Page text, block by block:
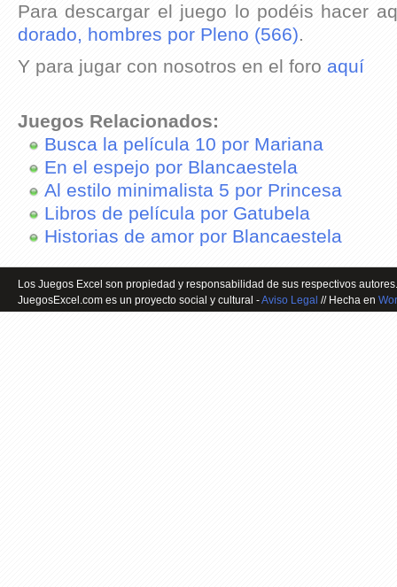
Para descargar el juego lo podéis hacer
dorado, hombres por Pleno (566).
Y para jugar con nosotros en el foro aquí
Juegos Relacionados:
Busca la película 10 por Mariana
En el espejo por Blancaestela
Al estilo minimalista 5 por Princesa
Libros de película por Gatubela
Historias de amor por Blancaestela
Los Juegos Excel son propiedad y responsabilidad de sus respectivos
JuegosExcel.com es un proyecto social y cultural -Aviso Legal // Hecha en